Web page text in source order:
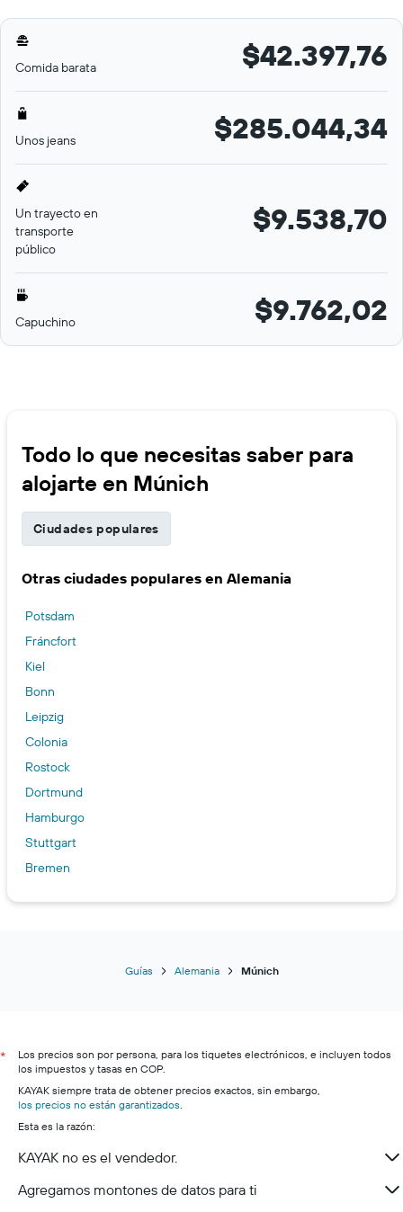
Comida barata $42.397,76
Unos jeans $285.044,34
Un trayecto en
transporte
público
$9.538,70
Capuchino $9.762,02
Todo lo que necesitas saber para
alojarte en Múnich
Ciudades populares
Otras ciudades populares en Alemania
Potsdam
Fráncfort
Kiel
Bonn
Leipzig
Colonia
Rostock
Dortmund
Hamburgo
Stuttgart
Bremen
Guías Alemania Múnich
*
Los precios son por persona, para los tiquetes electrónicos, e incluyen todos
los impuestos y tasas en COP.
KAYAK siempre trata de obtener precios exactos, sin embargo,
los precios no están garantizados
Esta es la razón:
KAYAK no es el vendedor.
Agregamos montones de datos para ti